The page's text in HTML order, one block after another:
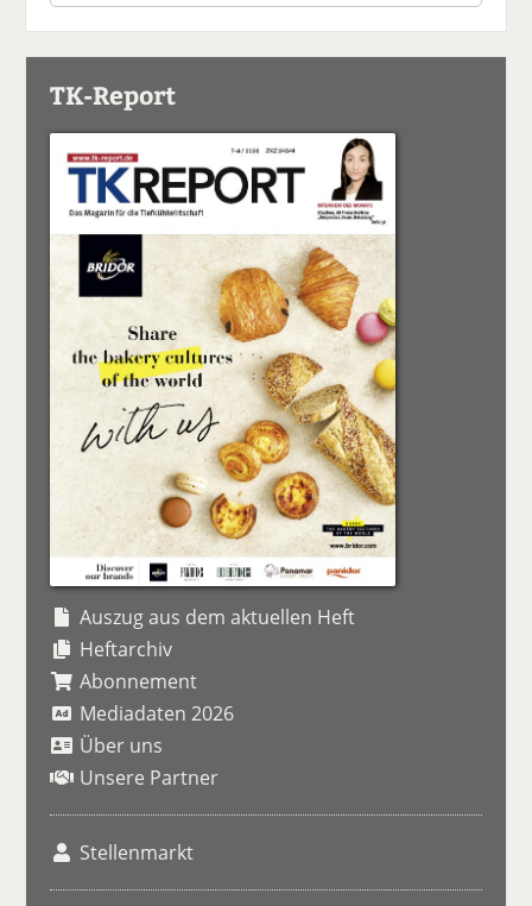
TK-Report
Auszug aus dem aktuellen Heft
Heftarchiv
Abonnement
Mediadaten 2026
Über uns
Unsere Partner
Stellenmarkt